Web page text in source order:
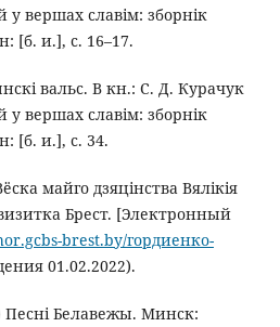
вершах славім: зборнік
[б. и.], с. 16–17.
вальс. В кн.: С. Д. Курачук
вершах славім: зборнік
[б. и.], с. 34.
майго дзяцінства Вялікія
Брест. [Электронный
brest.by/гордиенко-
01.02.2022).
Песнi Белавежы. Минск: